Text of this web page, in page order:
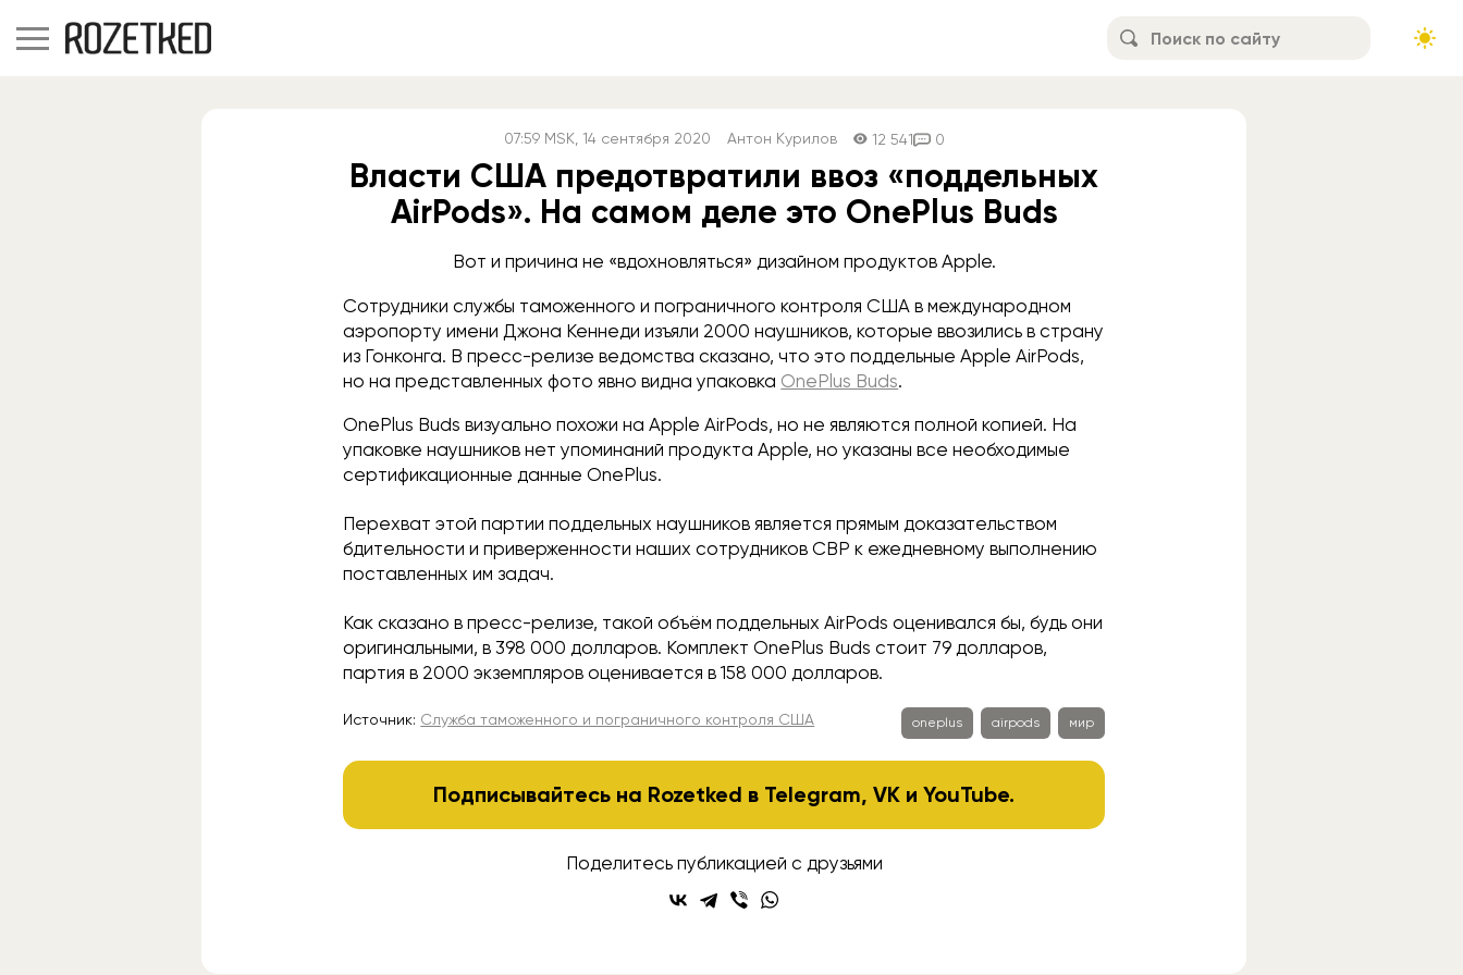
07:59 MSK, 14 сентября 2020 Антон Курилов 12 541 0
Власти США предотвратили ввоз «поддельных
AirPods». На самом деле это OnePlus Buds
Вот и причина не «вдохновляться» дизайном продуктов Apple.
Сотрудники службы таможенного и пограничного контроля США в международном
аэропорту имени Джона Кеннеди изъяли 2000 наушников, которые ввозились в страну
из Гонконга. В пресс-релизе ведомства сказано, что это поддельные Apple AirPods,
но на представленных фото явно видна упаковка OnePlus Buds.
OnePlus Buds визуально похожи на Apple AirPods, но не являются полной копией. На
упаковке наушников нет упоминаний продукта Apple, но указаны все необходимые
сертификационные данные OnePlus.
Перехват этой партии поддельных наушников является прямым доказательством
бдительности и приверженности наших сотрудников CBP к ежедневному выполнению
поставленных им задач.
Как сказано в пресс-релизе, такой объём поддельных AirPods оценивался бы, будь они
оригинальными, в 398 000 долларов. Комплект OnePlus Buds стоит 79 долларов,
партия в 2000 экземпляров оценивается в 158 000 долларов.
Источник: Служба таможенного и пограничного контроля США oneplus airpods мир
Подписывайтесь на Rozetked в Telegram,VK иYouTube.
Поделитесь публикацией с друзьями